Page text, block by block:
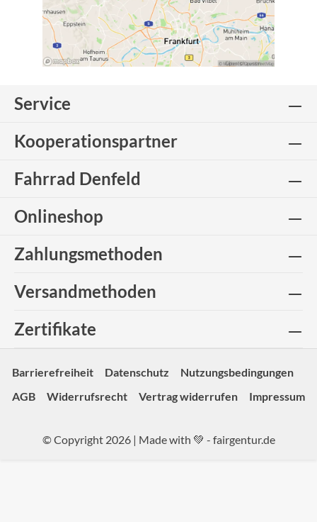
Service
Kooperationspartner
Fahrrad Denfeld
Onlineshop
Zahlungsmethoden
Versandmethoden
Zertifikate
Barrierefreiheit Datenschutz
Nutzungsbedingungen
AGB
Widerrufsrecht Vertrag widerrufen Impressum
© Copyright 2026 | Made with 💚 - fairgentur.de